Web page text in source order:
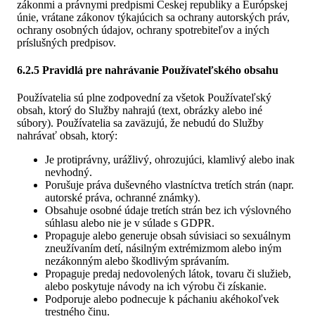
zákonmi a právnymi predpismi Českej republiky a Európskej
únie, vrátane zákonov týkajúcich sa ochrany autorských práv,
ochrany osobných údajov, ochrany spotrebiteľov a iných
príslušných predpisov.
6.2.5 Pravidlá pre nahrávanie Používateľského obsahu
Používatelia sú plne zodpovední za všetok Používateľský
obsah, ktorý do Služby nahrajú (text, obrázky alebo iné
súbory). Používatelia sa zaväzujú, že nebudú do Služby
nahrávať obsah, ktorý:
Je protiprávny, urážlivý, ohrozujúci, klamlivý alebo inak
nevhodný.
Porušuje práva duševného vlastníctva tretích strán (napr.
autorské práva, ochranné známky).
Obsahuje osobné údaje tretích strán bez ich výslovného
súhlasu alebo nie je v súlade s GDPR.
Propaguje alebo generuje obsah súvisiaci so sexuálnym
zneužívaním detí, násilným extrémizmom alebo iným
nezákonným alebo škodlivým správaním.
Propaguje predaj nedovolených látok, tovaru či služieb,
alebo poskytuje návody na ich výrobu či získanie.
Podporuje alebo podnecuje k páchaniu akéhokoľvek
trestného činu.